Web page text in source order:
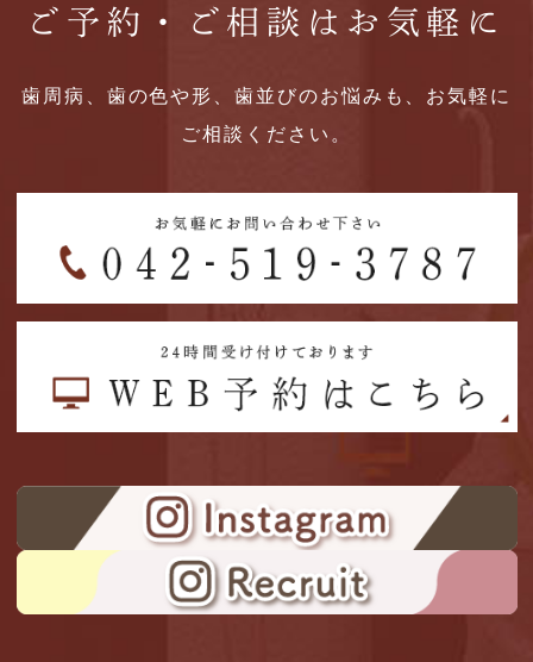
ご予約・ご相談はお気軽に
歯周病、歯の色や形、歯並びのお悩みも、お気軽に
ご相談ください。